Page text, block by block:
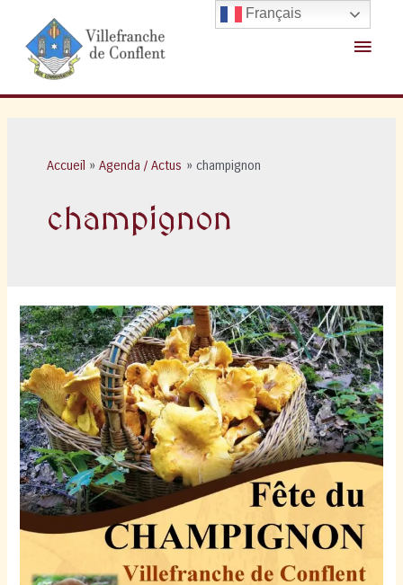
contenu
Menu
Accueil Agenda / Actus champignon
champignon
Français